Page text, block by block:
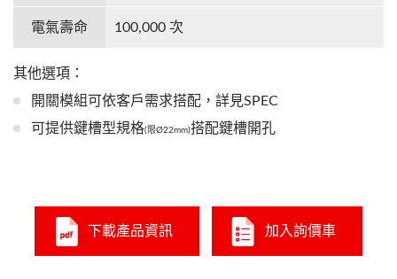
電氣壽命 100,000 次
其他選項：
開關模組可依客戶需求搭配，詳見SPEC
可提供鍵槽型規格(限Ø22mm)搭配鍵槽開孔
下載產品資訊 加入詢價車